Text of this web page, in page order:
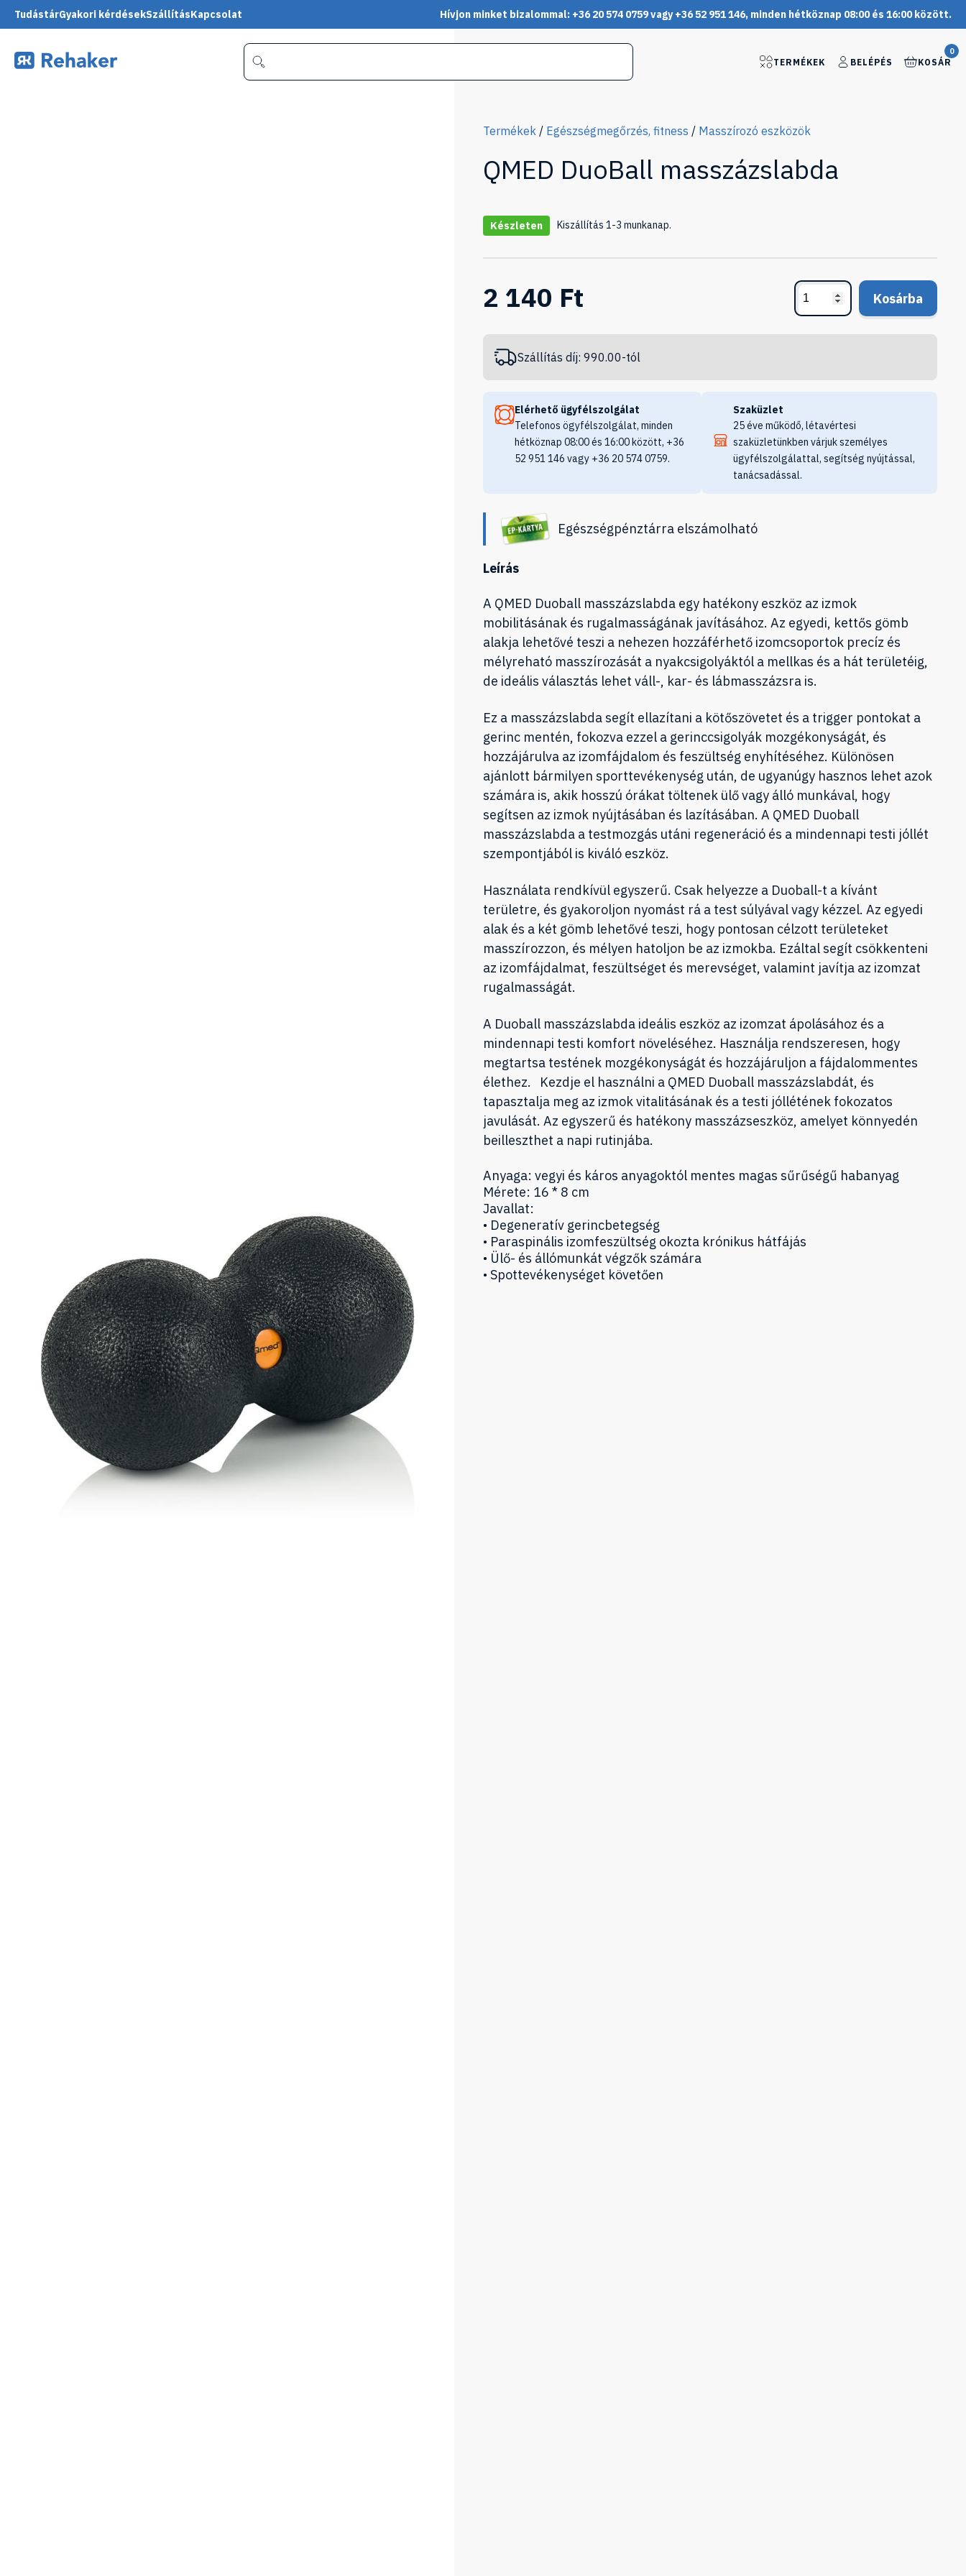
TudástárGyakori kérdésekSzállításKapcsolat Hívjon minket bizalommal: +36 20 574 0759 vagy +36 52 951 146, minden hétköznap 08:00 és 16:00 között.
TERMÉKEK BELÉPÉS
0
KOSÁR
Termékek / Egészségmegőrzés, fitness / Masszírozó eszközök
QMED DuoBall masszázslabda
Készleten Kiszállítás 1-3 munkanap.
2 140 Ft Kosárba
Szállítás díj: 990.00-tól
Elérhető ügyfélszolgálat
Telefonos ögyfélszolgálat, minden
hétköznap 08:00 és 16:00 között, +36
52 951 146 vagy +36 20 574 0759.
Szaküzlet
25 éve működő, létavértesi
szaküzletünkben várjuk személyes
ügyfélszolgálattal, segítség nyújtással,
tanácsadással.
Egészségpénztárra elszámolható
Leírás
A QMED Duoball masszázslabda egy hatékony eszköz az izmok
mobilitásának és rugalmasságának javításához. Az egyedi, kettős gömb
alakja lehetővé teszi a nehezen hozzáférhető izomcsoportok precíz és
mélyreható masszírozását a nyakcsigolyáktól a mellkas és a hát területéig,
de ideális választás lehet váll-, kar- és lábmasszázsra is.
Ez a masszázslabda segít ellazítani a kötőszövetet és a trigger pontokat a
gerinc mentén, fokozva ezzel a gerinccsigolyák mozgékonyságát, és
hozzájárulva az izomfájdalom és feszültség enyhítéséhez. Különösen
ajánlott bármilyen sporttevékenység után, de ugyanúgy hasznos lehet azok
számára is, akik hosszú órákat töltenek ülő vagy álló munkával, hogy
segítsen az izmok nyújtásában és lazításában. A QMED Duoball
masszázslabda a testmozgás utáni regeneráció és a mindennapi testi jóllét
szempontjából is kiváló eszköz.
Használata rendkívül egyszerű. Csak helyezze a Duoball-t a kívánt
területre, és gyakoroljon nyomást rá a test súlyával vagy kézzel. Az egyedi
alak és a két gömb lehetővé teszi, hogy pontosan célzott területeket
masszírozzon, és mélyen hatoljon be az izmokba. Ezáltal segít csökkenteni
az izomfájdalmat, feszültséget és merevséget, valamint javítja az izomzat
rugalmasságát.
A Duoball masszázslabda ideális eszköz az izomzat ápolásához és a
mindennapi testi komfort növeléséhez. Használja rendszeresen, hogy
megtartsa testének mozgékonyságát és hozzájáruljon a fájdalommentes
élethez. Kezdje el használni a QMED Duoball masszázslabdát, és
tapasztalja meg az izmok vitalitásának és a testi jóllétének fokozatos
javulását. Az egyszerű és hatékony masszázseszköz, amelyet könnyedén
beilleszthet a napi rutinjába.
Anyaga: vegyi és káros anyagoktól mentes magas sűrűségű habanyag
Mérete: 16 * 8 cm
Javallat:
• Degeneratív gerincbetegség
• Paraspinális izomfeszültség okozta krónikus hátfájás
• Ülő- és állómunkát végzők számára
• Spottevékenységet követően